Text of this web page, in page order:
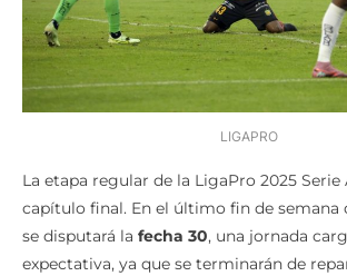
LIGAPRO
La etapa regular de la LigaPro 2025 Serie
capítulo final. En el último fin de semana
se disputará la fecha 30, una jornada
expectativa, ya que se terminarán de